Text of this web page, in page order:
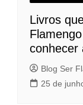
Livros
conhecer
Blog Ser
25 de